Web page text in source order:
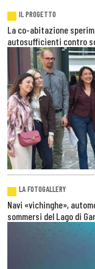
IL PROGETTO
La co-abitazione
autosufficienti contro
LA FOTOGALLERY
Navi «vichinghe»,
sommersi del Lago di